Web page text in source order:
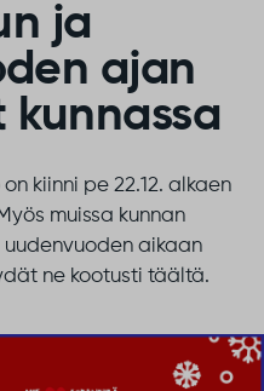
ja
ajan
kiinni pe 22.12. alkaen
muissa kunnan
aikaan
ne kootusti täältä.